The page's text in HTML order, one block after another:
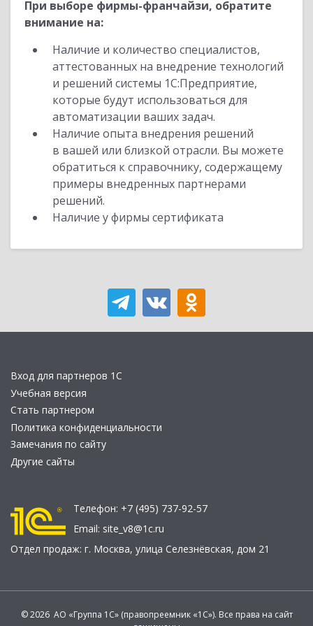
При выборе фирмы-франчайзи, обратите
внимание на:
Наличие и количество специалистов,
аттестованных на внедрение технологий
и решений системы 1С:Предприятие,
которые будут использоваться для
автоматизации ваших задач.
Наличие опыта внедрения решений
в вашей или близкой отрасли. Вы можете
обратиться к справочнику, содержащему
примеры внедренных партнерами
решений.
Наличие у фирмы сертификата
Вход для партнеров 1С
Учебная версия
Стать партнером
Политика конфиденциальности
Замечания по сайту
Другие сайты
Телефон: +7 (495) 737-92-57
Email: site_v8@1c.ru
Отдел продаж: г. Москва, улица Селезнёвская, дом 21
© 2026 АО «Группа 1С» (правопреемник «1С»). Все права на сайт